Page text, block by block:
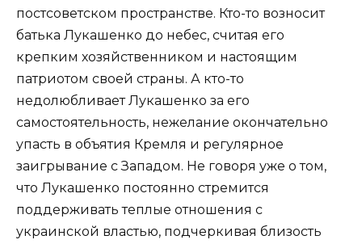
постсоветском пространстве. Кто-то возносит
батька Лукашенко до небес, считая его
крепким хозяйственником и настоящим
патриотом своей страны. А кто-то
недолюбливает Лукашенко за его
самостоятельность, нежелание окончательно
упасть в объятия Кремля и регулярное
заигрывание с Западом. Не говоря уже о том,
что Лукашенко постоянно стремится
поддерживать теплые отношения с
украинской властью, подчеркивая близость